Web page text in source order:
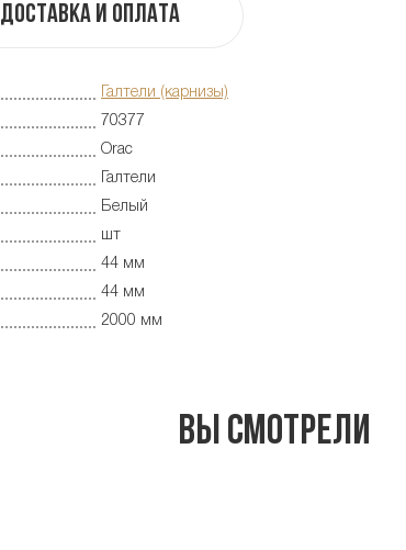
Доставка и оплата
Галтели (карнизы)
70377
Orac
Галтели
Белый
шт
44 мм
44 мм
2000 мм
Вы смотрели